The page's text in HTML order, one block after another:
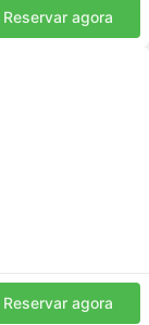
Reservar agora
Reservar agora